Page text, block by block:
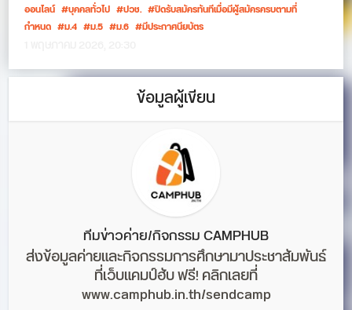
ออนไลน์
บุคคลทั่วไป ปวช.
ปิดรับสมัครทันทีเมื่อมีผู้สมัครครบตามที่
กำหนด
ม.4 ม.5 ม.6 มีประกาศนียบัตร
ข้อมูลผู้เขียน
ทีมข่าวค่าย/กิจกรรม CAMPHUB
ส่งข้อมูลค่ายและกิจกรรมการศึกษามาประชาสัมพันธ์
ที่เว็บแคมป์ฮับ ฟรี! คลิกเลยที่
www.camphub.in.th/sendcamp